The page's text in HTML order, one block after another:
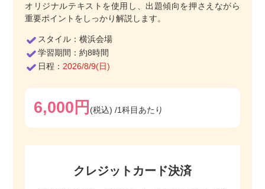
オリジナルテキストを使用し、出題傾向を押さえながら
重要ポイントをしっかり解説します。
スタイル：横浜会場
学習期間：約8時間
日程：2026/8/9(日)
6,000円 (税込) /1科目あたり
クレジットカード決済